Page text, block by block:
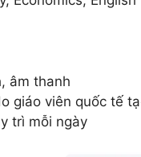
âm thanh
giáo viên quốc tế
trì mỗi ngày